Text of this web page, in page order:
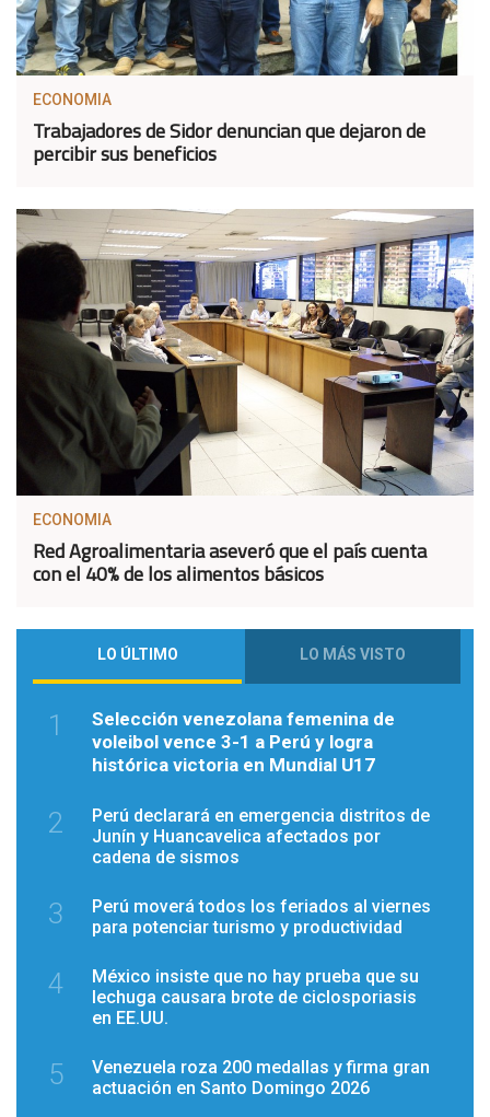
ECONOMIA
Trabajadores de Sidor denuncian que dejaron de
percibir sus beneficios
ECONOMIA
Red Agroalimentaria aseveró que el país cuenta
con el 40% de los alimentos básicos
LO ÚLTIMO LO MÁS VISTO
1
Selección venezolana femenina de
voleibol vence 3-1 a Perú y logra
histórica victoria en Mundial U17
2
Perú declarará en emergencia distritos de
Junín y Huancavelica afectados por
cadena de sismos
3
Perú moverá todos los feriados al viernes
para potenciar turismo y productividad
4
México insiste que no hay prueba que su
lechuga causara brote de ciclosporiasis
en EE.UU.
5
Venezuela roza 200 medallas y firma gran
actuación en Santo Domingo 2026